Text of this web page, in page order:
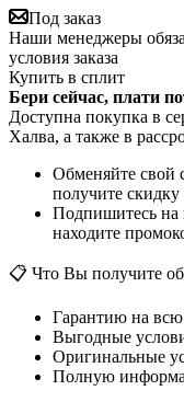
Под заказ
Наши менеджеры
условия заказа
Купить в сплит
Бери сейчас, плати
Доступна покупка в
Халва, а также в
Обменяйте свой
получите
Подпишитесь на
находите
📋 Что Вы получите
Гарантию на
Выгодные
Оригинальные
Полную